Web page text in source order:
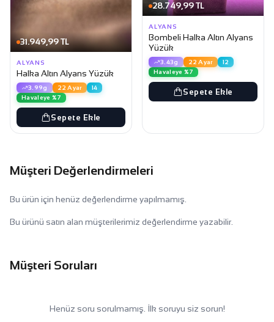
31.949,99 TL
ALYANS
Halka Altın Alyans Yüzük
3.99g 22 Ayar
14
Havaleye %7
Sepete Ekle
28.749,99 TL
ALYANS
Bombeli Halka Altın Alyans
Yüzük
3.43g 22 Ayar
12
Havaleye %7
Sepete Ekle
Müşteri Değerlendirmeleri
Bu ürün için henüz değerlendirme yapılmamış.
Bu ürünü satın alan müşterilerimiz değerlendirme yazabilir.
Müşteri Soruları
Henüz soru sorulmamış. İlk soruyu siz sorun!